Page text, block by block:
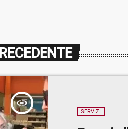
insert_link
SERVIZI